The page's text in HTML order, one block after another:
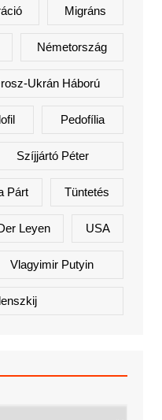
Migráns
Németország
Ukrán Háború
Pedofília
Szíjjártó Péter
Párt Tüntetés
Leyen USA
Vlagyimir Putyin